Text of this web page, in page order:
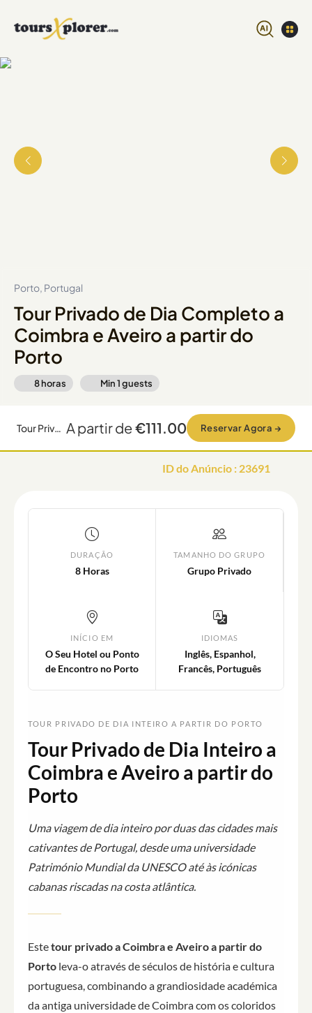
Porto, Portugal
Tour Privado de Dia Completo a
Coimbra e Aveiro a partir do
Porto
8 horas Min1guests
Tour Privado de Dia Completo a Coimbra e Aveiro a partir do Porto A partir de€111.00 Reservar Agora →
ID do Anúncio : 23691
DURAÇÃO
8 Horas
TAMANHO DO GRUPO
Grupo Privado
INÍCIO EM
O Seu Hotel ou Ponto
de Encontro no Porto
IDIOMAS
Inglês, Espanhol,
Francês, Português
TOUR PRIVADO DE DIA INTEIRO A PARTIR DO PORTO
Tour Privado de Dia Inteiro a
Coimbra e Aveiro a partir do
Porto
Uma viagem de dia inteiro por duas das cidades mais
cativantes de Portugal, desde uma universidade
Património Mundial da UNESCO até às icónicas
cabanas riscadas na costa atlântica.
Estetour privado a Coimbra e Aveiro a partir do
Porto leva-o através de séculos de história e cultura
portuguesa, combinando a grandiosidade académica
da antiga universidade de Coimbra com os coloridos